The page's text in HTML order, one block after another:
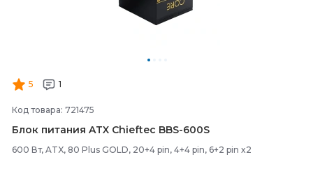
5 1
Код товара: 721475
Блок питания ATX Chieftec BBS-600S
600 Вт, ATX, 80 Plus GOLD, 20+4 pin, 4+4 pin, 6+2 pin x2